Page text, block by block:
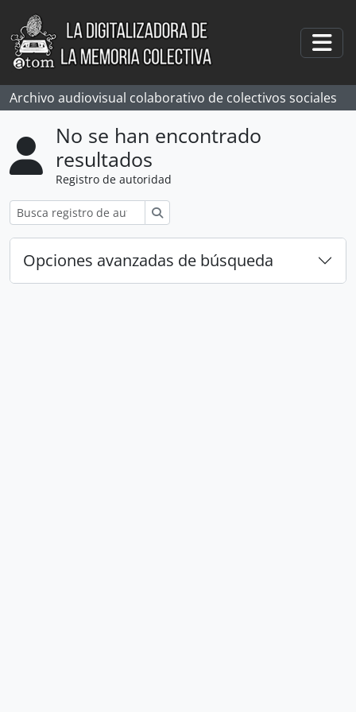
Skip to main content
Archivo audiovisual colaborativo de colectivos sociales
No se han encontrado
resultados
Registro de autoridad
Opciones avanzadas de búsqueda